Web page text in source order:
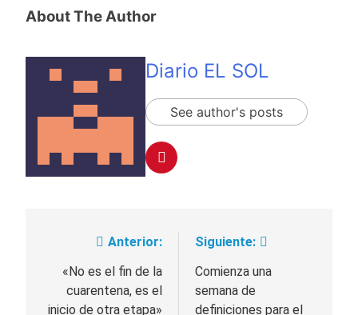
About The Author
Diario EL SOL
See author's posts
Navegación
entradas
Anterior:
«No es el fin de la
cuarentena, es el
inicio de otra etapa»
Siguiente:
Comienza una
semana de
definiciones para el